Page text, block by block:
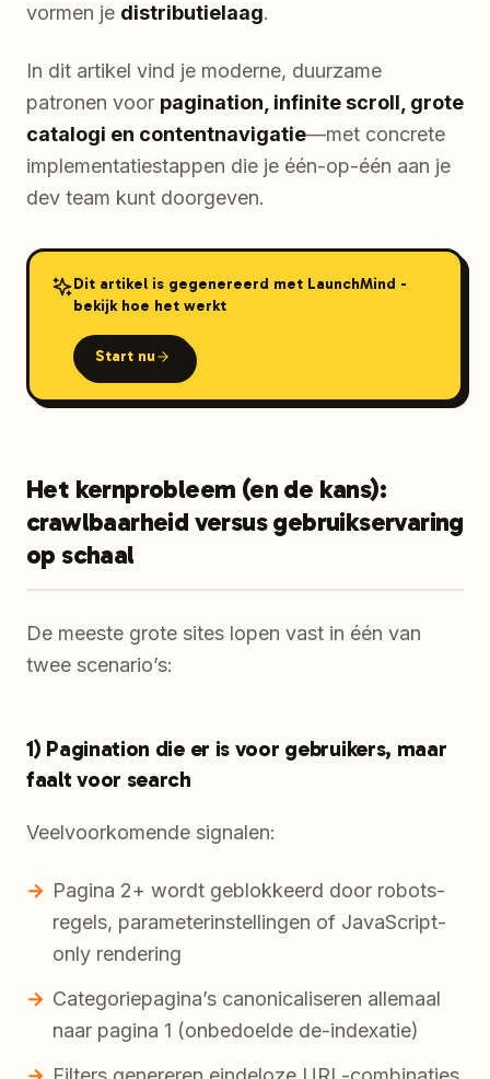
vormen je distributielaag.
In dit artikel vind je moderne, duurzame
patronen voor pagination, infinite scroll, grote
catalogi en contentnavigatie—met concrete
implementatiestappen die je één-op-één aan je
dev team kunt doorgeven.
Dit artikel is gegenereerd met LaunchMind -
bekijk hoe het werkt
Start nu
Het kernprobleem (en de kans):
crawlbaarheid versus gebruikservaring
op schaal
De meeste grote sites lopen vast in één van
twee scenario’s:
1) Pagination die er is voor gebruikers, maar
faalt voor search
Veelvoorkomende signalen:
Pagina 2+ wordt geblokkeerd door robots-
regels, parameterinstellingen of JavaScript-
only rendering
Categoriepagina’s canonicaliseren allemaal
naar pagina 1 (onbedoelde de-indexatie)